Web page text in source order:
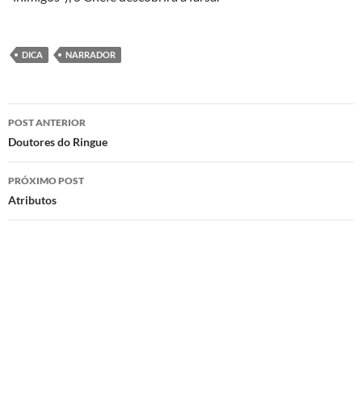
DICA NARRADOR
Navegação
de
posts
POST ANTERIOR
Doutores do Ringue
PRÓXIMO POST
Atributos